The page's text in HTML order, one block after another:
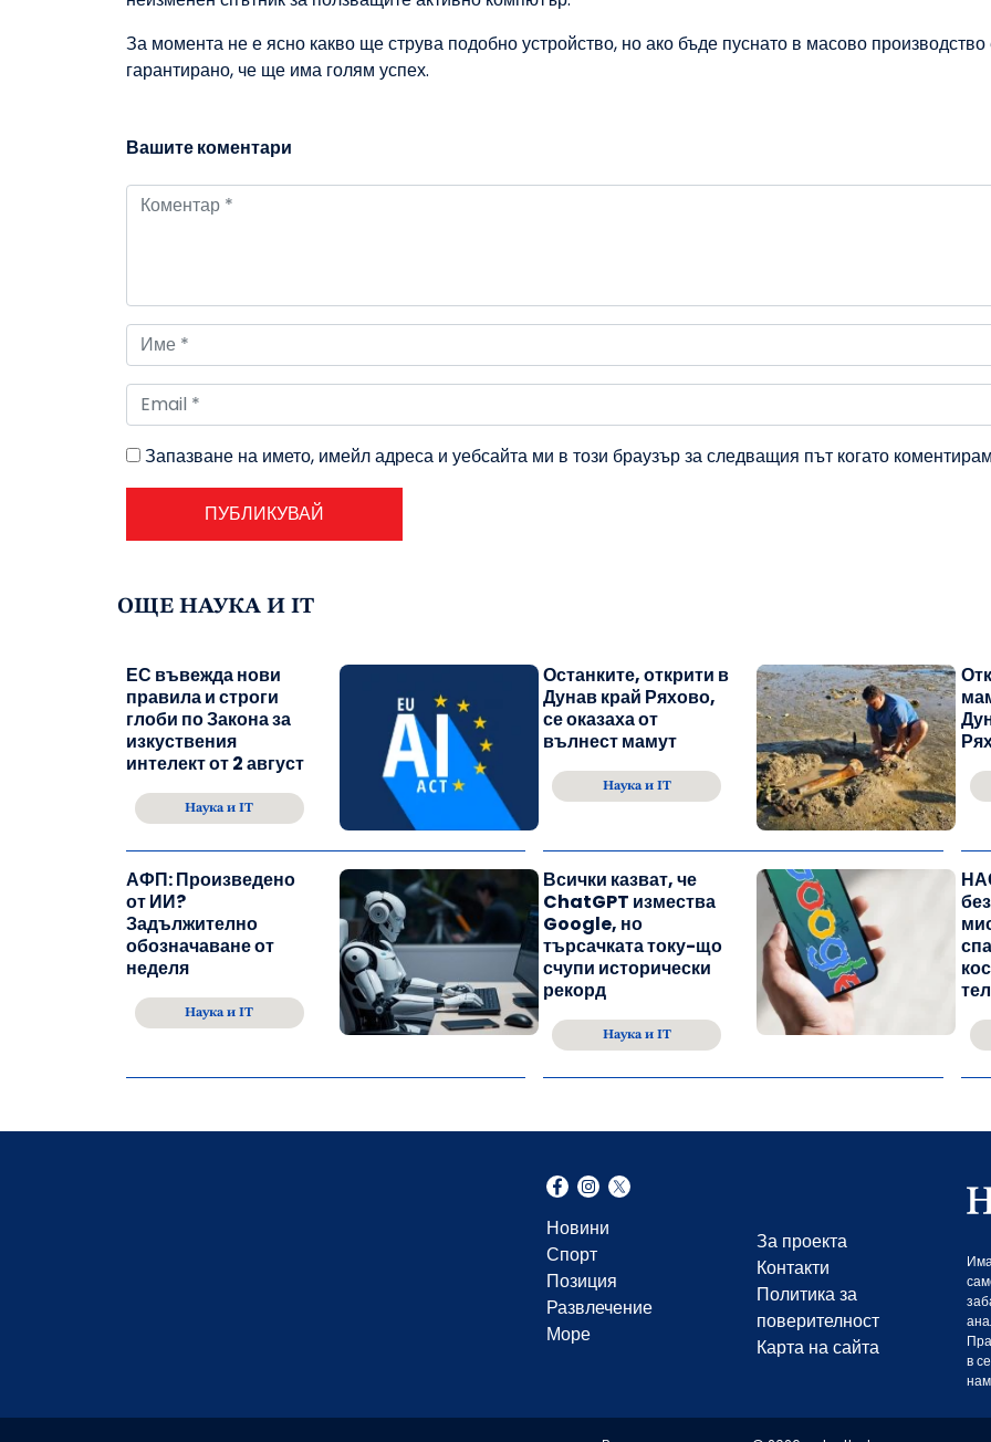
За момента не е ясно какво ще струва подобно устройство, но ако бъде пуснато в масово производство
гарантирано, че ще има голям успех.
Вашите коментари
Запазване на името, имейл адреса и уебсайта ми в този браузър за следващия път когато
ОЩЕ НАУКА И IT
ЕС въвежда нови
правила и строги
глоби по Закона за
изкуствения
интелект от 2 август
Наука и IT
Останките, открити в
Дунав край Ряхово,
се оказаха от
вълнест мамут
Наука и IT
АФП: Произведено
от ИИ?
Задължително
обозначаване от
неделя
Наука и IT
Всички казват, че
ChatGPT измества
Google, но
търсачката току-що
счупи исторически
рекорд
Наука и IT
Новини
Спорт
Позиция
Развлечение
Море
За проекта
Контакти
Политика за
поверителност
Карта на сайта
в